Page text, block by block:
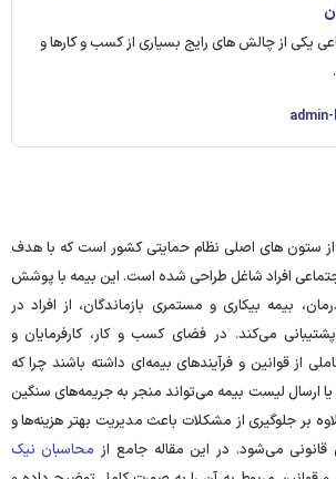
یکی از چالش‌ های رایج بسیاری از کسب‌ و کارها و
از ستون ‌های اصلی نظام حمایتی کشور است که با هدف
افراد شاغل طراحی شده است. این بیمه با پوشش‌
بیمه بیکاری و مستمری بازماندگان، از افراد در
می‌کند. در فضای کسب‌ و کار، کارفرمایان و
از قوانین و فرآیندهای بیمه‌ای داشته باشند چرا که
ارسال لیست بیمه می‌تواند منجر به جریمه‌های سنگین
‌بر جلوگیری از مشکلات باعث مدیریت بهتر هزینه‌ها و
قانونی می‌شود. در این مقاله جامع از محاسبان نیک